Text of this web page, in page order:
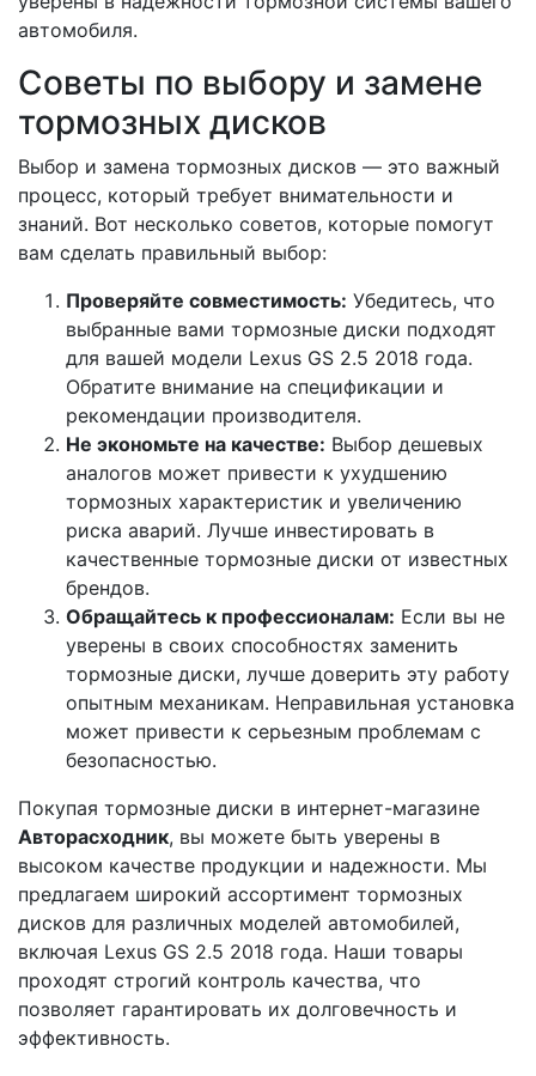
автомобиля.
Советы по выбору и замене
тормозных дисков
Выбор и замена тормозных дисков — это важный
процесс, который требует внимательности и
знаний. Вот несколько советов, которые помогут
вам сделать правильный выбор:
Проверяйте совместимость: Убедитесь, что
выбранные вами тормозные диски подходят
для вашей модели Lexus GS 2.5 2018 года.
Обратите внимание на спецификации и
рекомендации производителя.
Не экономьте на качестве: Выбор дешевых
аналогов может привести к ухудшению
тормозных характеристик и увеличению
риска аварий. Лучше инвестировать в
качественные тормозные диски от известных
брендов.
Обращайтесь к профессионалам: Если вы не
уверены в своих способностях заменить
тормозные диски, лучше доверить эту работу
опытным механикам. Неправильная установка
может привести к серьезным проблемам с
безопасностью.
Покупая тормозные диски в интернет-магазине
Авторасходник, вы можете быть уверены в
высоком качестве продукции и надежности. Мы
предлагаем широкий ассортимент тормозных
дисков для различных моделей автомобилей,
включая Lexus GS 2.5 2018 года. Наши товары
проходят строгий контроль качества, что
позволяет гарантировать их долговечность и
эффективность.